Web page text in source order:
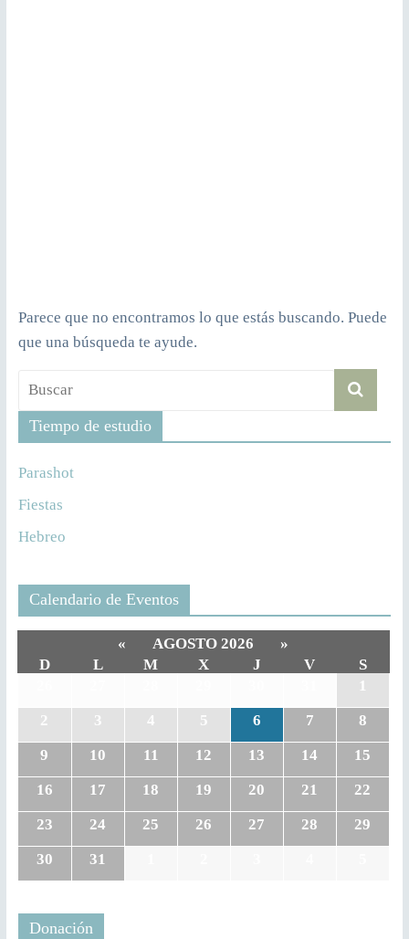
Parece que no encontramos lo que estás buscando. Puede
que una búsqueda te ayude.
Tiempo de estudio
Parashot
Fiestas
Hebreo
Calendario de Eventos
« AGOSTO 2026
»
D
L M X J V
S
1
2
3 4 5 6 7
8
9
10 11 12 13 14
15
16
17 18 19 20 21
22
23
24 25 26 27 28
29
30
31
Donación